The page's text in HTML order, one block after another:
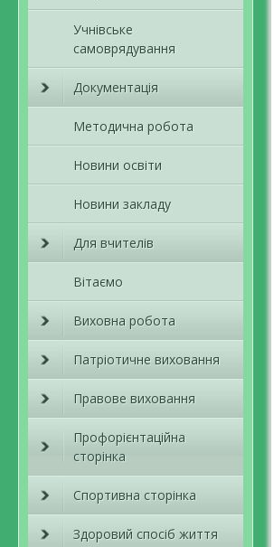
Учнівське
самоврядування
Документація
Методична робота
Новини освіти
Новини закладу
Для вчителів
Вітаємо
Виховна робота
Патріотичне виховання
Правове виховання
Профорієнтаційна
сторінка
Спортивна сторінка
Здоровий спосіб життя